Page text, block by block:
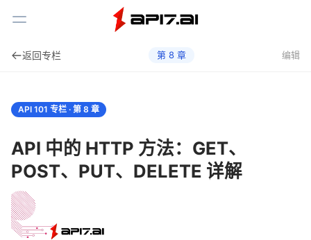
Toggle Menu
返回专栏 第 8 章 编辑
API 101 专栏 · 第 8 章
API 中的 HTTP 方法：GET、
POST、PUT、DELETE 详解